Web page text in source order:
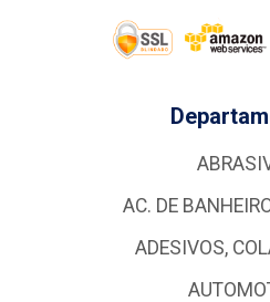
AC. DE
ADESIVOS,